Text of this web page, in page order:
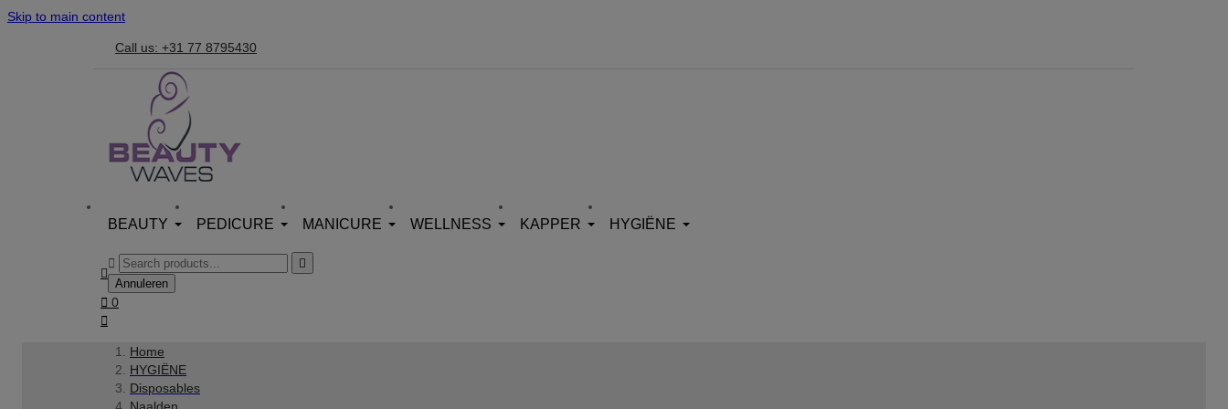
Skip to main content
Call us: +31 77 8795430
BEAUTY PEDICURE MANICURE WELLNESS KAPPER HYGIËNE



Annuleren
 0

Home
HYGIËNE
Disposables